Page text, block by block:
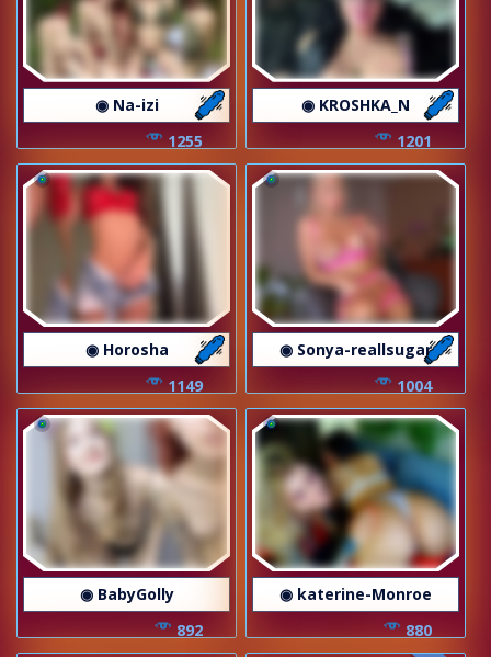
◉ Na-izi
1255
◉ KROSHKA_N
1201
◉ Horosha
1149
◉ Sonya-reallsugar
1004
◉ BabyGolly
892
◉ katerine-Monroe
880